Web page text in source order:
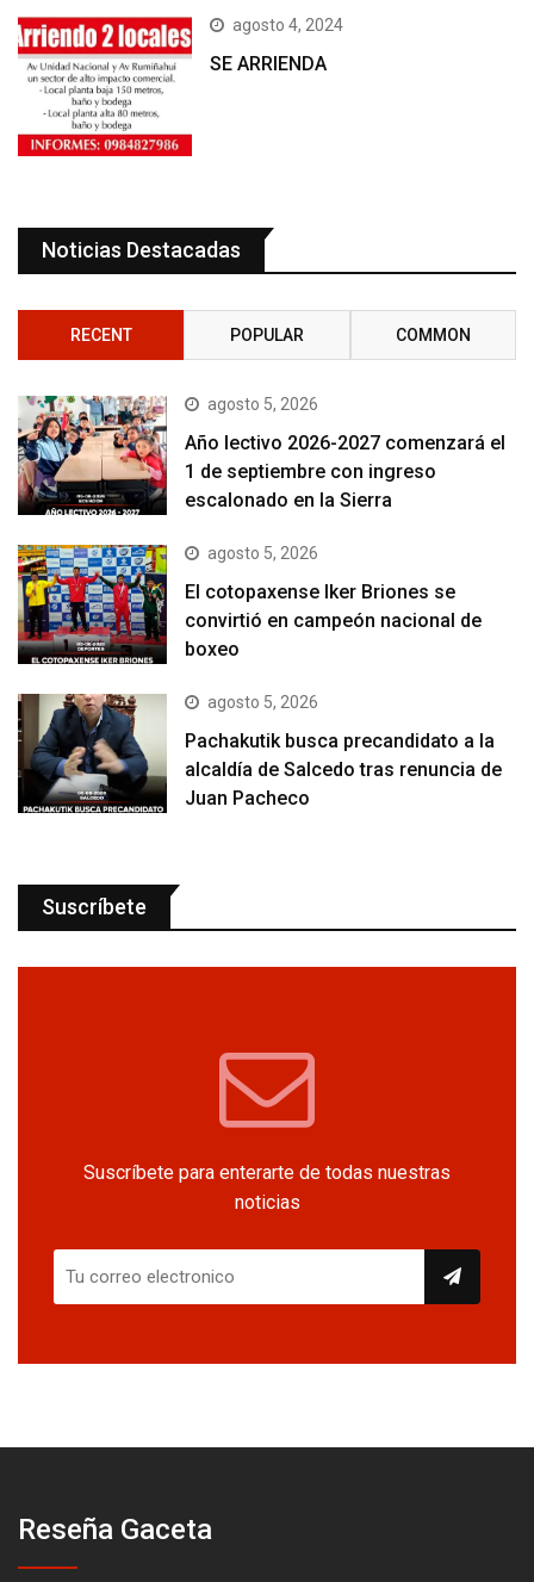
agosto 4, 2024
SE ARRIENDA
Noticias Destacadas
RECENT POPULAR COMMON
agosto 5, 2026
Año lectivo 2026-2027 comenzará el
1 de septiembre con ingreso
escalonado en la Sierra
agosto 5, 2026
El cotopaxense Iker Briones se
convirtió en campeón nacional de
boxeo
agosto 5, 2026
Pachakutik busca precandidato a la
alcaldía de Salcedo tras renuncia de
Juan Pacheco
Suscríbete
Suscríbete para enterarte de todas nuestras
noticias
Reseña Gaceta